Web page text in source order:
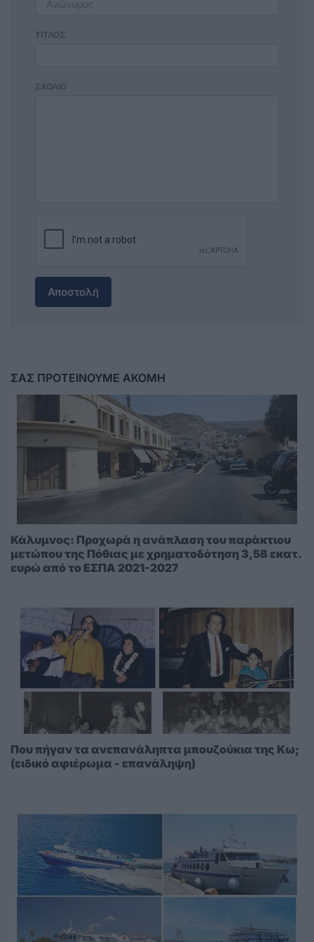
ΤΙΤΛΟΣ
ΣΧΟΛΙΟ
Αποστολή
ΣΑΣ ΠΡΟΤΕΙΝΟΥΜΕ ΑΚΟΜΗ
Κάλυμνος: Προχωρά η ανάπλαση του παράκτιου
μετώπου της Πόθιας με χρηματοδότηση 3,58 εκατ.
ευρώ από το ΕΣΠΑ 2021-2027
Που πήγαν τα ανεπανάληπτα μπουζούκια της Κω;
(ειδικό αφιέρωμα - επανάληψη)